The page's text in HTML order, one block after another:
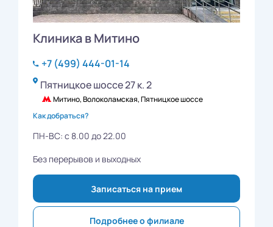
Клиника в Митино
+7 (499) 444-01-14
Пятницкое шоссе 27 к. 2
Митино, Волоколамская, Пятницкое шоссе
Как добраться?
ПН-ВС: с 8.00 до 22.00
Без перерывов и выходных
Записаться на прием
Подробнее о филиале